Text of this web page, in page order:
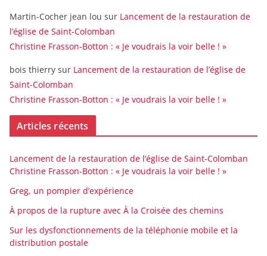
Martin-Cocher jean lou sur Lancement de la restauration de
l’église de Saint-Colomban
Christine Frasson-Botton : « Je voudrais la voir belle ! »
bois thierry sur Lancement de la restauration de l’église de
Saint-Colomban
Christine Frasson-Botton : « Je voudrais la voir belle ! »
Articles récents
Lancement de la restauration de l’église de Saint-Colomban
Christine Frasson-Botton : « Je voudrais la voir belle ! »
Greg, un pompier d’expérience
À propos de la rupture avec À la Croisée des chemins
Sur les dysfonctionnements de la téléphonie mobile et la
distribution postale